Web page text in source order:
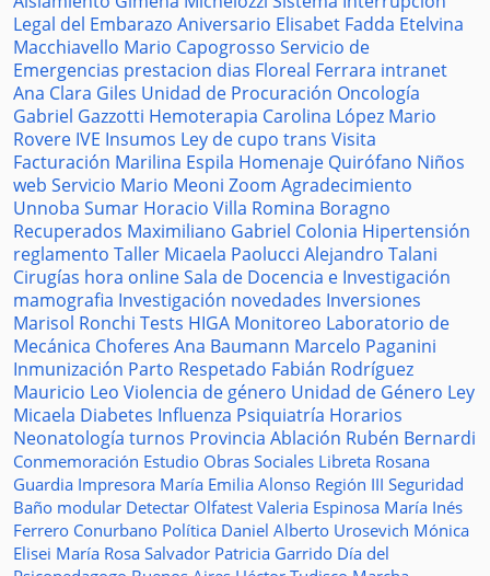
Legal del Embarazo Aniversario Elisabet Fadda Etelvina
Macchiavello Mario Capogrosso Servicio de
Emergencias prestacion dias Floreal Ferrara intranet
Ana Clara Giles Unidad de Procuración Oncología
Gabriel Gazzotti Hemoterapia Carolina López Mario
Rovere IVE Insumos Ley de cupo trans Visita
Facturación Marilina Espila Homenaje Quirófano Niños
web Servicio Mario Meoni Zoom Agradecimiento
Unnoba Sumar Horacio Villa Romina Boragno
Recuperados Maximiliano Gabriel Colonia Hipertensión
reglamento Taller Micaela Paolucci Alejandro Talani
Cirugías hora onlineSala de Docencia e Investigación
mamografia Investigación novedades Inversiones
Marisol Ronchi Tests HIGA Monitoreo Laboratorio de
Mecánica Choferes Ana Baumann Marcelo Paganini
Inmunización Parto Respetado Fabián Rodríguez
Mauricio Leo Violencia de género Unidad de Género Ley
Micaela Diabetes Influenza Psiquiatría Horarios
Neonatología turnos Provincia Ablación Rubén Bernardi
Conmemoración Estudio Obras Sociales Libreta Rosana
Guardia Impresora María Emilia Alonso Región III Seguridad
Baño modular Detectar Olfatest Valeria Espinosa María Inés
Ferrero Conurbano Política Daniel Alberto Urosevich Mónica
Elisei María Rosa Salvador Patricia Garrido Día del